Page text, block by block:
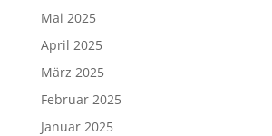
Mai 2025
April 2025
März 2025
Februar 2025
Januar 2025